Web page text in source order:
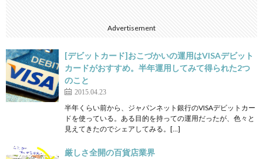
Advertisement
[デビットカード]おこづかいの運用はVISAデビット
カードがおすすめ。半年運用してみて得られた2つ
のこと
2015.04.23
半年くらい前から、ジャパンネット銀行のVISAデビットカー
ドを使っている。ある目的を持っての運用だったが、色々と
見えてきたのでシェアしてみる。[…]
厳しさ全開の百貨店業界